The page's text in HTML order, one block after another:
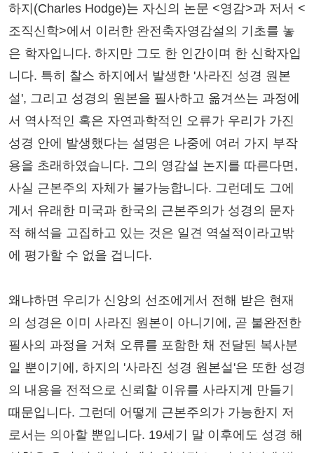
하지(Charles Hodge)는 자신의 논문 <영감>과 저서 <
조직신학>에서 이러한 완전축자영감설의 기초를 놓
은 학자입니다. 하지만 그도 한 인간이며 한 신학자입
니다. 특히 찰스 하지에서 발생한 '사라진 성경 원본
설', 그리고 성경의 원본을 필사하고 옮겨쓰는 과정에
서 역사적인 혹은 자연과학적인 오류가 우리가 가진
성경 안에 발생했다는 설명은 나중에 여러 가지 부작
용을 초래하였습니다. 그의 영감설 논지를 따른다면,
사실 근본주의 자체가 불가능합니다. 그런데도 그에
게서 유래한 미국과 한국의 근본주의가 성경의 문자
적 해석을 고집하고 있는 것은 일견 역설적이라고밖
에 평가할 수 없을 겁니다.
왜냐하면 우리가 신앙의 선조에게서 전해 받은 현재
의 성경은 이미 사라진 원본이 아니기에, 곧 불완전한
필사의 과정을 거쳐 오류를 포함한 채 전달된 복사분
일 뿐이기에, 하지의 '사라진 성경 원본설'은 또한 성경
의 내용을 전적으로 신뢰할 이유를 사라지게 만들기
때문입니다. 그런데 어떻게 근본주의가 가능한지 저
로서는 의아할 뿐입니다. 19세기 말 이후에도 성경 해